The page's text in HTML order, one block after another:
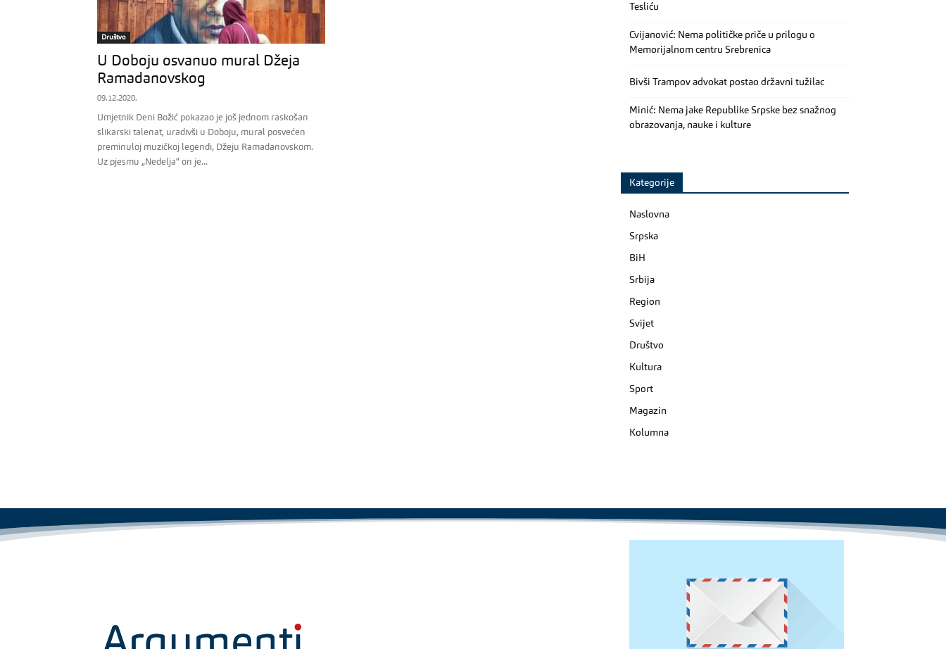
Društvo
U Doboju osvanuo mural Džeja
Ramadanovskog
09.12.2020.
Umjetnik Deni Božić pokazao je još jednom raskošan
slikarski talenat, uradivši u Doboju, mural posvećen
preminuloj muzičkoj legendi, Džeju Ramadanovskom.
Uz pjesmu „Nedelja“ on je...
Tesliću
Cvijanović: Nema političke priče u prilogu o
Memorijalnom centru Srebrenica
Bivši Trampov advokat postao državni tužilac
Minić: Nema jake Republike Srpske bez snažnog
obrazovanja, nauke i kulture
Kategorije
Naslovna
Srpska
BiH
Srbija
Region
Svijet
Društvo
Kultura
Sport
Magazin
Kolumna